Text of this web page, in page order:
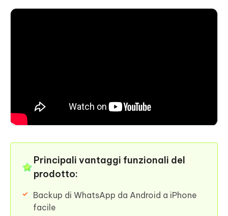
Principali vantaggi funzionali del
prodotto:
Backup di WhatsApp da Android a iPhone
facile